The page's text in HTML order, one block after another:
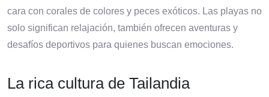
cara con corales de colores y peces exóticos. Las playas no
solo significan relajación, también ofrecen aventuras y
desafíos deportivos para quienes buscan emociones.
La rica cultura de Tailandia